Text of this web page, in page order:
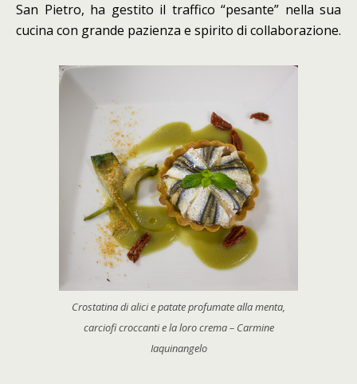
San Pietro, ha gestito il traffico “pesante” nella sua
cucina con grande pazienza e spirito di collaborazione.
Crostatina di alici e patate profumate alla menta,
carciofi croccanti e la loro crema – Carmine
Iaquinangelo